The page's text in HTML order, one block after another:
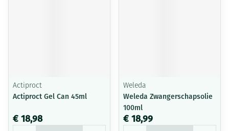
Actiproct
Actiproct Gel Can 45ml
€ 18,98
Weleda
Weleda Zwangerschapsolie
100ml
€ 18,99